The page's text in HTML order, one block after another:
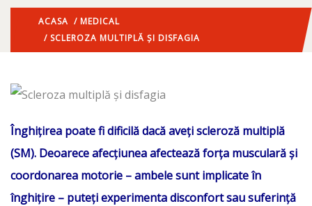
ACASA / MEDICAL
/ SCLEROZA MULTIPLĂ ȘI DISFAGIA
Înghițirea poate fi dificilă dacă aveți scleroză multiplă
(SM). Deoarece afecțiunea afectează forța musculară și
coordonarea motorie – ambele sunt implicate în
înghițire – puteți experimenta disconfort sau suferință